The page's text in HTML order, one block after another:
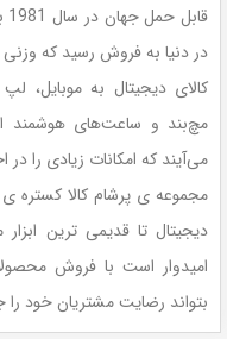
در دنیا به فروش رسید که
کالای دیجیتال به موبایل،
مچ‌بند و ساعت‌های هوشمند
می‌آیند که امکانات زیادی را در
مجموعه ی پرشام کالا کستره
دیجیتال تا قدیمی ترین
امیدوار است با فروش
بتواند رضایت مشتریان خود را